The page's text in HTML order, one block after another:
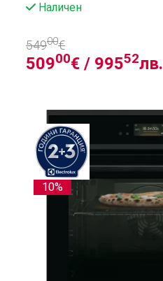
Наличен
50900€ / 99552лв.
54900€
10%